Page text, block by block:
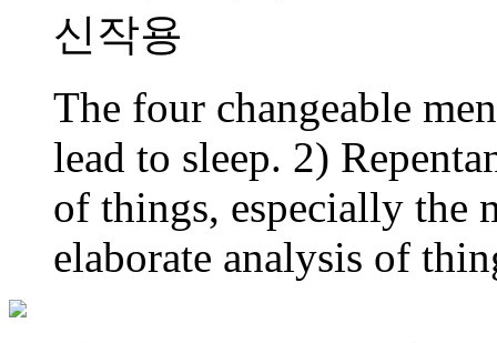
신작용
The four changeable
lead to sleep. 2)
of things, especially the
elaborate analysis of